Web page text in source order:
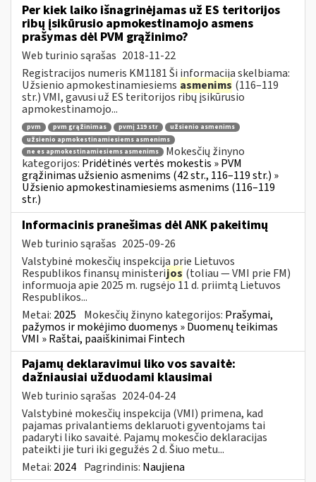
Per kiek laiko išnagrinėjamas už ES teritorijos
ribų įsikūrusio apmokestinamojo asmens
prašymas dėl PVM grąžinimo?
Web turinio sąrašas 2018-11-22
Registracijos numeris KM1181 Ši informacija skelbiama:
Užsienio apmokestinamiesiems asmenims (116–119
str.) VMI, gavusi už ES teritorijos ribų įsikūrusio
apmokestinamojo...
pvm pvm grąžinimas pvmį 119 str
užsienio asmenims
užsienio apmokestinamiesiems asmenims
ne es apmokestinamiesiems asmenims
Mokesčių žinyno
kategorijos: Pridėtinės vertės mokestis » PVM
grąžinimas užsienio asmenims (42 str., 116–119 str.) »
Užsienio apmokestinamiesiems asmenims (116–119
str.)
Informacinis pranešimas dėl ANK pakeitimų
Web turinio sąrašas 2025-09-26
Valstybinė mokesčių inspekcija prie Lietuvos
Respublikos finansų ministerijos (toliau — VMI prie FM)
informuoja apie 2025 m. rugsėjo 11 d. priimtą Lietuvos
Respublikos...
Metai: 2025 Mokesčių žinyno kategorijos: Prašymai,
pažymos ir mokėjimo duomenys » Duomenų teikimas
VMI » Raštai, paaiškinimai Fintech
Pajamų deklaravimui liko vos savaitė:
dažniausiai užduodami klausimai
Web turinio sąrašas 2024-04-24
Valstybinė mokesčių inspekcija (VMI) primena, kad
pajamas privalantiems deklaruoti gyventojams tai
padaryti liko savaitė. Pajamų mokesčio deklaracijas
pateikti jie turi iki gegužės 2 d. Šiuo metu...
Metai: 2024 Pagrindinis: Naujiena